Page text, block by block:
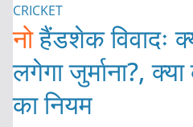
CRICKET
नोहैंडशेक विवादः
लगेगा जुर्माना?,
का नियम